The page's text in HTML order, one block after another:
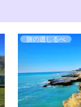
旅の道しるべ
#124 東と西
タンブールに